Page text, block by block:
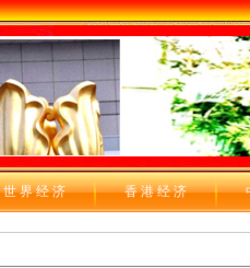
世 界 经 济 香 港 经 济